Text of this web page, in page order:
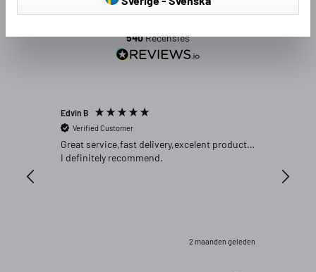
540Recensies
Edvin B
Verified Customer
Great service,fast delivery,excelent product…
I definitely recommend.
2 maanden geleden